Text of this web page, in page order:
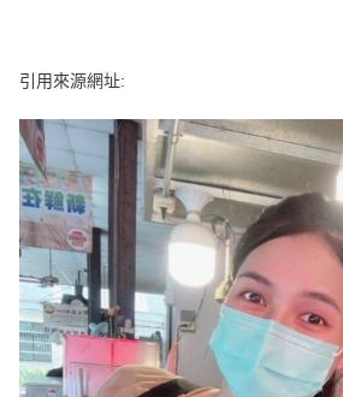
引用來源網址: